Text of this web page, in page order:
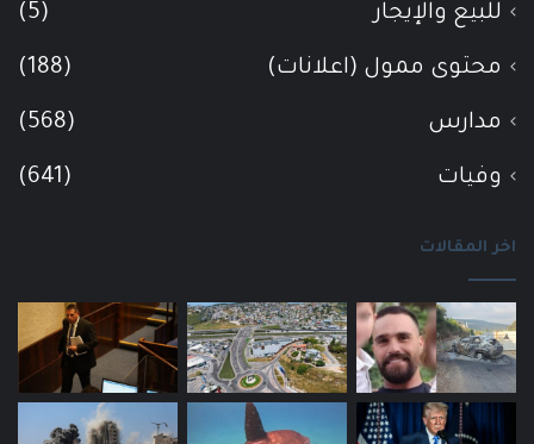
للبيع والإيجار (5)
محتوى ممول (اعلانات) (188)
مدارس (568)
وفيات (641)
اخر المقالات